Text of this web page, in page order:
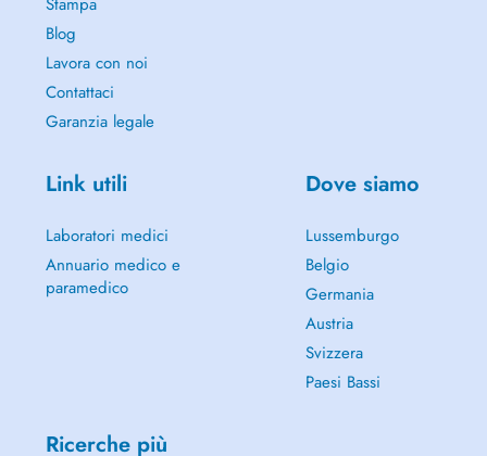
Blog
Lavora con noi
Contattaci
Garanzia legale
Link utili
Laboratori medici
Annuario medico e
paramedico
Dove siamo
Lussemburgo
Belgio
Germania
Austria
Svizzera
Paesi Bassi
Ricerche più